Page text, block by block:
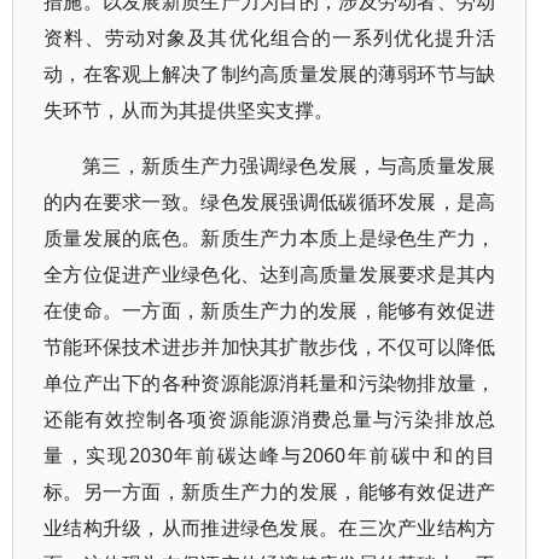
资料、劳动对象及其优化组合的一系列优化提升活
动，在客观上解决了制约高质量发展的薄弱环节与缺
失环节，从而为其提供坚实支撑。
第三，新质生产力强调绿色发展，与高质量发展
的内在要求一致。绿色发展强调低碳循环发展，是高
质量发展的底色。新质生产力本质上是绿色生产力，
全方位促进产业绿色化、达到高质量发展要求是其内
在使命。一方面，新质生产力的发展，能够有效促进
节能环保技术进步并加快其扩散步伐，不仅可以降低
单位产出下的各种资源能源消耗量和污染物排放量，
还能有效控制各项资源能源消费总量与污染排放总
量，实现2030年前碳达峰与2060年前碳中和的目
标。另一方面，新质生产力的发展，能够有效促进产
业结构升级，从而推进绿色发展。在三次产业结构方